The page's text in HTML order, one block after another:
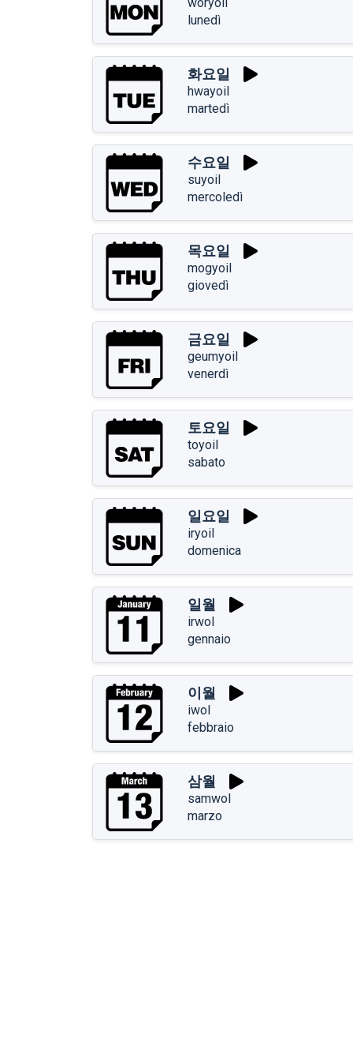
lunedì
화요일
hwayoil
martedì
수요일
suyoil
mercoledì
목요일
mogyoil
giovedì
금요일
geumyoil
venerdì
토요일
toyoil
sabato
일요일
iryoil
domenica
일월
irwol
gennaio
이월
iwol
febbraio
삼월
samwol
marzo